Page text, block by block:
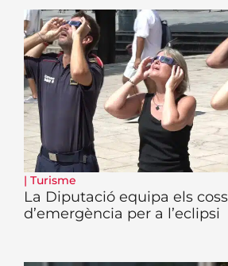
| Turisme
La Diputació equipa els
d’emergència per a l’eclipsi